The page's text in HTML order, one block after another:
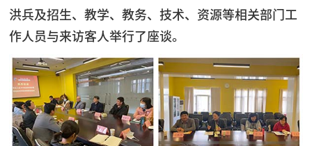
洪兵及招生、教学、教务、技术、资源等相关部门工
作人员与来访客人举行了座谈。